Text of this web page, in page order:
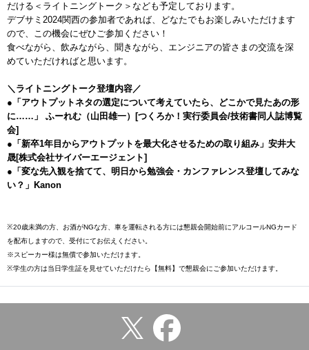
だける＜ライトニングトーク＞なども予定しております。
デブサミ2024関西の参加者であれば、どなたでもお楽しみいただけます
ので、この機会にぜひご参加ください！
食べながら、飲みながら、聞きながら、エンジニアの皆さまの交流を深
めていただければと思います。
＼ライトニングトーク登壇内容／
●「アウトプットネタの選定について考えていたら、どこかで見たあの形
に……」 ふーれむ（山田雄一）[つくろか！実行委員会/技術書同人誌博覧
会]
●「新卒1年目からアウトプットを最大化させるための取り組み」安井大
晟[株式会社サイバーエージェント]
●「変な先入観を捨てて、明日から勉強会・カンファレンス登壇してみな
い？」Kanon
※20歳未満の方、お酒がNGな方、車を運転される方には懇親会開始前にアルコールNGカード
を配布しますので、受付にてお伝えください。
※スピーカー様は無償で参加いただけます。
※学生の方は当日学生証を見せていただけたら【無料】で懇親会にご参加いただけます。